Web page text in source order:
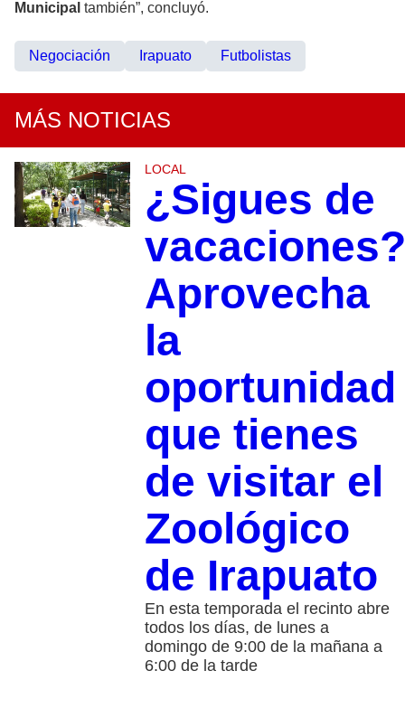
Municipal también”, concluyó.
Negociación Irapuato Futbolistas
MÁS NOTICIAS
LOCAL
¿Sigues de
vacaciones?
Aprovecha
la
oportunidad
que tienes
de visitar el
Zoológico
de Irapuato
En esta temporada el recinto abre
todos los días, de lunes a
domingo de 9:00 de la mañana a
6:00 de la tarde